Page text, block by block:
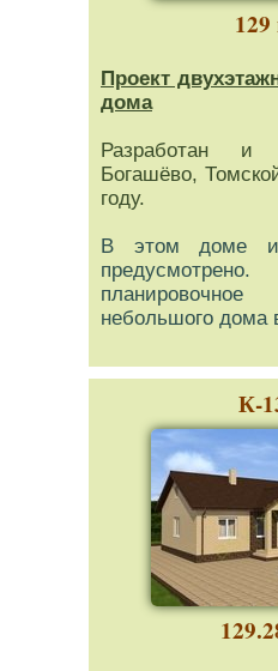
Проект
дома
Разработан и
Богашёво,
году.
В этом доме
небольшого дома
К-